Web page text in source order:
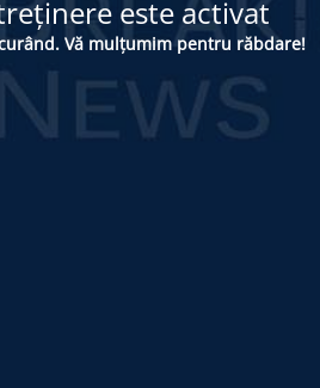
este activat
Vă mulțumim pentru răbdare!